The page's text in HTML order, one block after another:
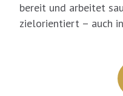
bereit und arbeitet
zielorientiert – auch